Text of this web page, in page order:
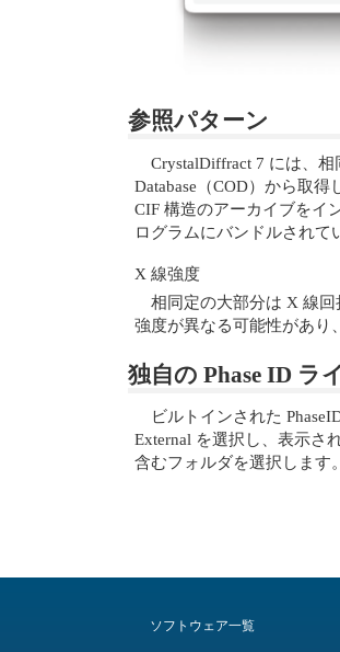
参照パターン
CrystalDiffract 7 には、
Database（COD）から取
CIF 構造のアーカイブをイ
ログラムにバンドルされて
X 線強度
相同定の大部分は X 線
強度が異なる可能性があり
独自の Phase ID ラ
ビルトインされた
External を選択し、表示さ
含むフォルダを選択します
ソフトウェア一覧